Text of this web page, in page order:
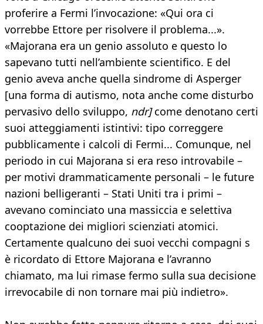
proferire a Fermi l’invocazione: «Qui ora ci
vorrebbe Ettore per risolvere il problema...».
«Majorana era un genio assoluto e questo lo
sapevano tutti nell’ambiente scientifico. E del
genio aveva anche quella sindrome di Asperger
[una forma di autismo, nota anche come disturbo
pervasivo dello sviluppo, ndr]come denotano certi
suoi atteggiamenti istintivi: tipo correggere
pubblicamente i calcoli di Fermi... Comunque, nel
periodo in cui Majorana si era reso introvabile –
per motivi drammaticamente personali – le future
nazioni belligeranti – Stati Uniti tra i primi –
avevano cominciato una massiccia e selettiva
cooptazione dei migliori scienziati atomici.
Certamente qualcuno dei suoi vecchi compagni s
è ricordato di Ettore Majorana e l’avranno
chiamato, ma lui rimase fermo sulla sua decisione
irrevocabile di non tornare mai più indietro».